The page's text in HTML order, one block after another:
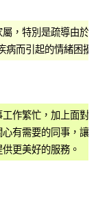
屬，特別是疏導由於
病而引起的情緒困擾
作繁忙，加上面對
有需要的同事，讓
更美好的服務。